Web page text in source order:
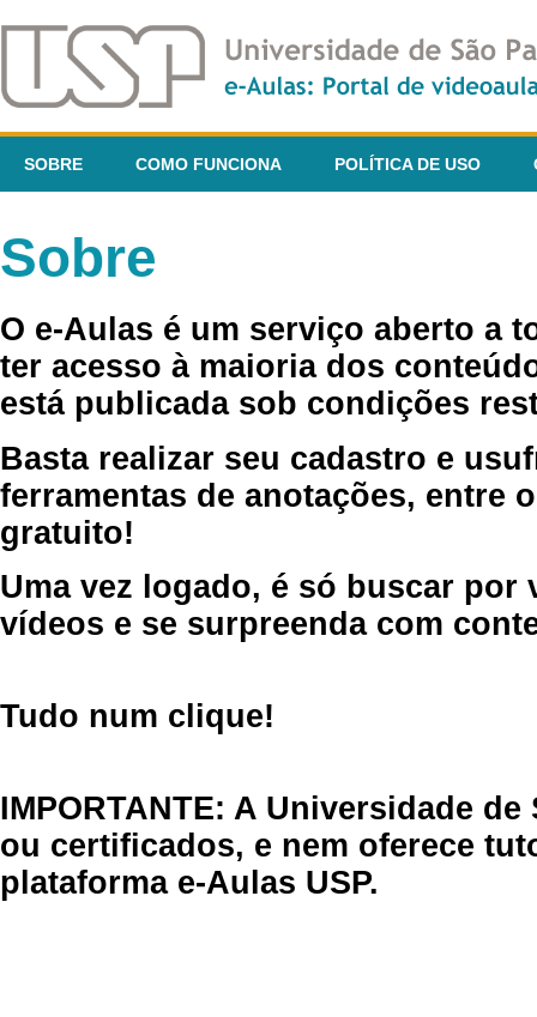
SOBRE COMO FUNCIONA POLÍTICA DE USO
Sobre
O e-Aulas é um serviço aberto a
ter acesso à maioria dos
está publicada sob condições
Basta realizar seu cadastro e
ferramentas de anotações, entre
gratuito!
Uma vez logado, é só buscar por
vídeos e se surpreenda com
Tudo num clique!
IMPORTANTE: A Universidade
ou certificados, e nem oferece
plataforma e-Aulas USP.